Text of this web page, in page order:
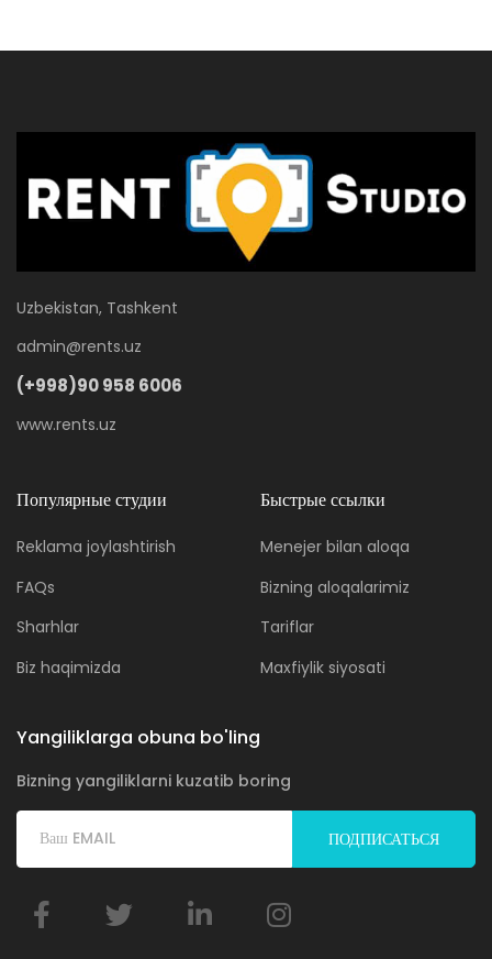
Uzbekistan, Tashkent
admin@rents.uz
(+998)90 958 6006
www.rents.uz
Популярные студии
Reklama joylashtirish
FAQs
Sharhlar
Biz haqimizda
Быстрые ссылки
Menejer bilan aloqa
Bizning aloqalarimiz
Tariflar
Maxfiylik siyosati
Yangiliklarga obuna bo'ling
Bizning yangiliklarni kuzatib boring